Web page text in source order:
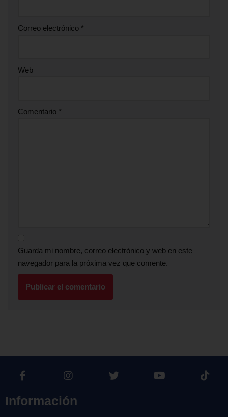
Correo electrónico *
Web
Comentario *
Guarda mi nombre, correo electrónico y web en este
navegador para la próxima vez que comente.
Información